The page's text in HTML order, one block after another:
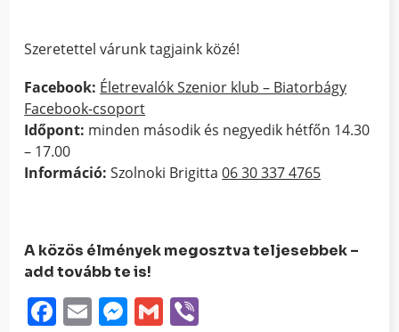
Szeretettel várunk tagjaink közé!
Facebook: Életrevalók Szenior klub – Biatorbágy
Facebook-csoport
Időpont: minden második és negyedik hétfőn 14.30
– 17.00
Információ: Szolnoki Brigitta06 30 337 4765
A közös élmények megosztva teljesebbek –
add tovább te is!
Facebook
EmailMessenger
Gmail